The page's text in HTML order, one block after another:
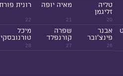
20
טליה
זליגמן
21
מאיה יופה
22
רונית
26
אבנר
פינצ'ובר
27
שפרה
קורנפלד
28
מיכל
טורנובסקי